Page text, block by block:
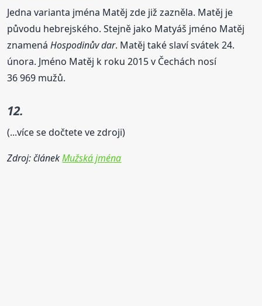
Jedna varianta jména Matěj zde již zazněla. Matěj je
původu hebrejského. Stejně jako Matyáš jméno Matěj
znamenáHospodinův dar. Matěj také slaví svátek 24.
února. Jméno Matěj k roku 2015 v Čechách nosí
36 969 mužů.
12.
(...více se dočtete ve zdroji)
Zdroj: článekMužská jména